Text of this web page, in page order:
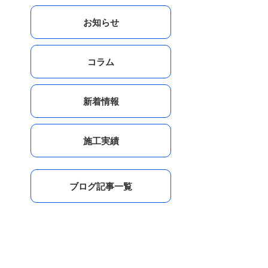
お知らせ
コラム
新着情報
施工実績
ブログ記事一覧